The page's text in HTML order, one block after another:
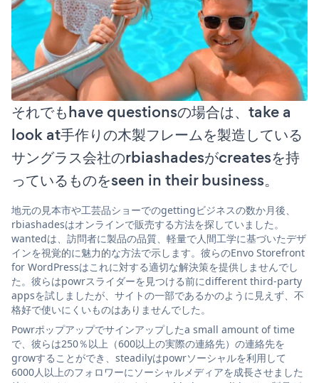
それでもhave questionsの場合は、take a
look at手作りの木製フレームを製造している
サングラス会社のrbiashadesがcreatesを持
っているものをseen in their business。
地元の見本市や工芸品ショーでのgettingビジネスの数か月後、
rbiashadesはオンラインで販売する方法を探していました。
wantedは、訪問者に製品の品質、軽量で人間工学に基づいたデザ
インを視覚的に魅力的な方法で示します。彼らのEnvo Storefront
for WordPressはこれに対する適切な解決策を提供しませんでし
た。彼らはpowrスライダーを見つける前にdifferent third-party
appsを試しましたが、サイトの一部であるかのように見えず、不
格好で使いにくいものはありませんでした。
Powrポップアップでサインアップしたa small amount of time
で、彼らは250％以上（600以上の実際の連絡先）の連絡先を
growすることができ、steadilyはpowrソーシャルを利用して
6000人以上のフォロワーにソーシャルメディアを成長させました